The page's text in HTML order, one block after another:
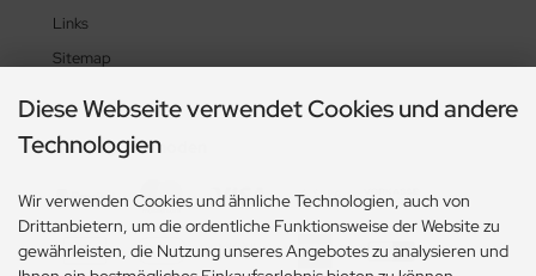
Links
Sitemap
Zahlungsmethoden
Diese Webseite verwendet Cookies und andere
Technologien
Wir verwenden Cookies und ähnliche Technologien, auch von
Drittanbietern, um die ordentliche Funktionsweise der Website zu
gewährleisten, die Nutzung unseres Angebotes zu analysieren und